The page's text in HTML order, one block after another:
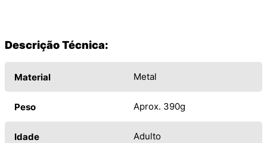
Descrição Técnica:
Material Metal
Peso Aprox. 390g
Idade Adulto